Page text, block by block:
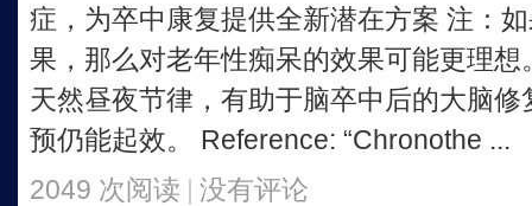
症，为卒中康复提供全新潜在方案 注：
果，那么对老年性痴呆的效果可能更理
天然昼夜节律，有助于脑卒中后的大脑
预仍能起效。 Reference: “Chronothe ...
2049 次阅读 | 没有评论